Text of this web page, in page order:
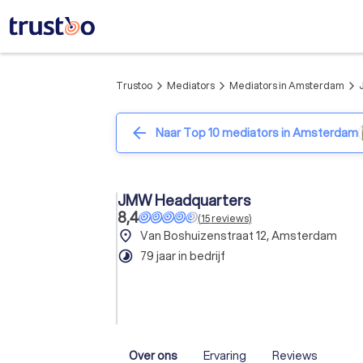
Trustoo arrow_forward_ios Mediators arrow_forward_ios Mediators in Amsterdam arrow_forward_ios
arrow_back Naar Top 10 mediators in Amsterdam
JMW Headquarters
8,4
(15reviews)
place Van Boshuizenstraat 12, Amsterdam
timelapse 79 jaar in bedrijf
Over ons Ervaring Reviews